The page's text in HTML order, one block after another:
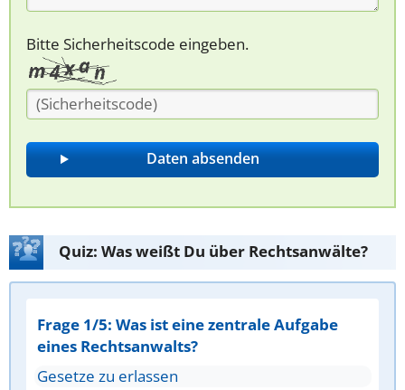
Bitte Sicherheitscode eingeben.
Quiz: Was weißt Du über Rechtsanwälte?
Frage 1/5: Was ist eine zentrale Aufgabe
eines Rechtsanwalts?
Gesetze zu erlassen